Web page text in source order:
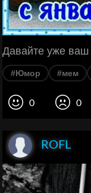
Давайте уже
#Юмор #мем
0 0
ROFL